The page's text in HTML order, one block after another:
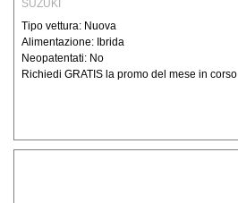
SUZUKI
Tipo vettura: Nuova
Alimentazione: Ibrida
Neopatentati: No
Richiedi GRATIS la promo del mese in corso